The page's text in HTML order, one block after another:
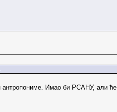
Имао би РСАНУ, али ће